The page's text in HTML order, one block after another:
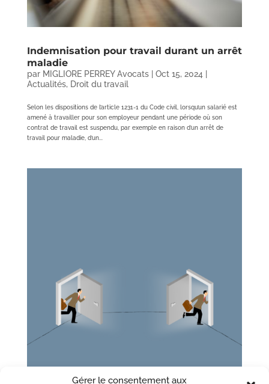
Gérer le consentement aux
Indemnisation pour travail durant un arrêt
maladie
par MIGLIORE PERREY Avocats| Oct 15, 2024 |
Actualités, Droit du travail
Selon les dispositions de l’article 1231-1 du Code civil, lorsqu’un salarié est
amené à travailler pour son employeur pendant une période où son
contrat de travail est suspendu, par exemple en raison d’un arrêt de
travail pour maladie, d’un...